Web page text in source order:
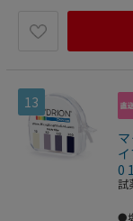
13
0
試
●